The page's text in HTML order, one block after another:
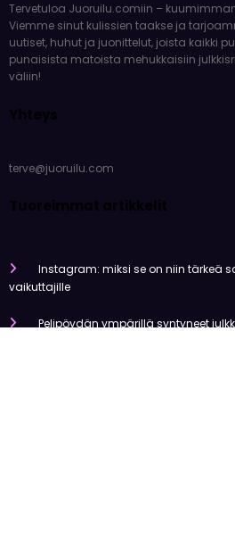
Tervetuloa Juoruilu.comiin –
Viemme sinut kulissien taakse ja
uutiset, huhut ja juonittelut, joista kaikki
punaisista matoista mehukkaisiin
väliin!
Yhteys
terve@juoruilu.com
Tuoreimmat artikkelit
Instagram: miksi se on niin tärkeä
vaikuttajille
Pelipöydän ympärillä syntyneet